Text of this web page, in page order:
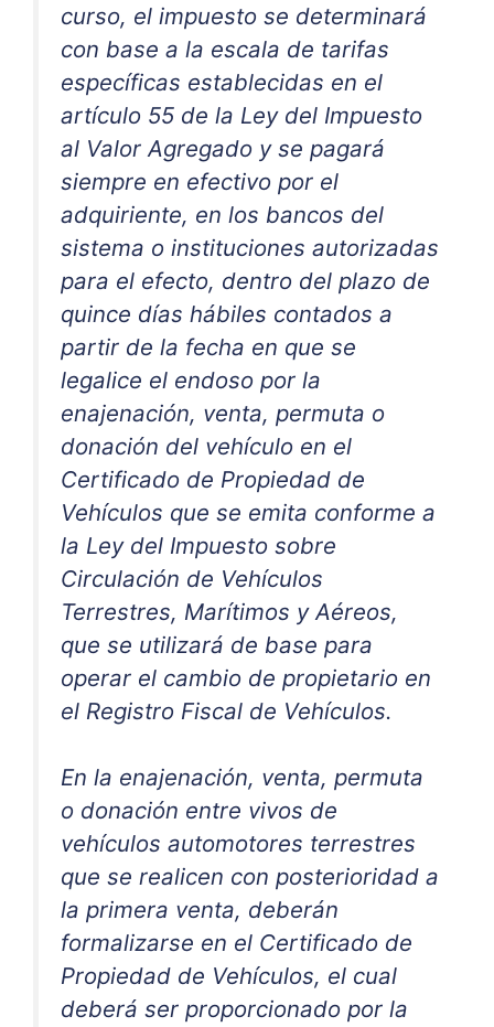
curso, el impuesto se determinará
con base a la escala de tarifas
específicas establecidas en el
artículo 55 de la Ley del Impuesto
al Valor Agregado y se pagará
siempre en efectivo por el
adquiriente, en los bancos del
sistema o instituciones autorizadas
para el efecto, dentro del plazo de
quince días hábiles contados a
partir de la fecha en que se
legalice el endoso por la
enajenación, venta, permuta o
donación del vehículo en el
Certificado de Propiedad de
Vehículos que se emita conforme a
la Ley del Impuesto sobre
Circulación de Vehículos
Terrestres, Marítimos y Aéreos,
que se utilizará de base para
operar el cambio de propietario en
el Registro Fiscal de Vehículos.
En la enajenación, venta, permuta
o donación entre vivos de
vehículos automotores terrestres
que se realicen con posterioridad a
la primera venta, deberán
formalizarse en el Certificado de
Propiedad de Vehículos, el cual
deberá ser proporcionado por la